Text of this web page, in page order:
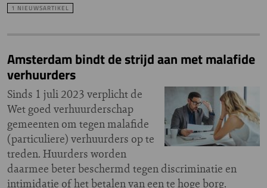
1 NIEUWSARTIKEL
Amsterdam bindt de strijd aan met malafide
verhuurders
Sinds 1 juli 2023 verplicht de
Wet goed verhuurderschap
gemeenten om tegen malafide
(particuliere) verhuurders op te
treden. Huurders worden
daarmee beter beschermd tegen discriminatie en
intimidatie of het betalen van een te hoge borg.